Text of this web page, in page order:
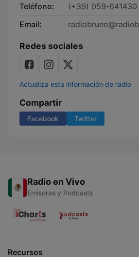
Teléfono:
(+39) 059-641430
Email:
Redes sociales
Actualiza esta información de radio
Compartir
Facebook Twitter
Radio en Vivo
Emisoras y Podcasts
Recursos